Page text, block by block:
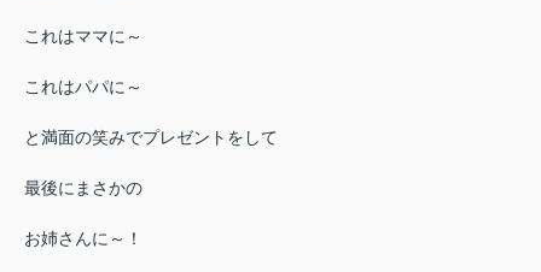
これはママに～
これはパパに～
と満面の笑みでプレゼントをして
最後にまさかの
お姉さんに～！